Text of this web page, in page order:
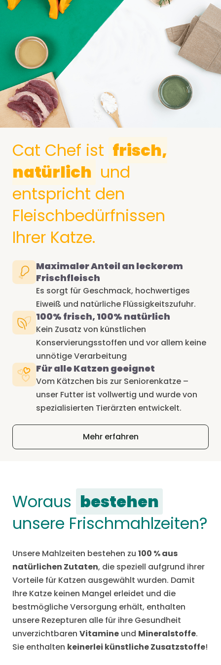
Cat Chef ist frisch,
natürlich und
entspricht den
Fleischbedürfnissen
Ihrer Katze.
Maximaler Anteil an leckerem
Frischfleisch
Es sorgt für Geschmack, hochwertiges
Eiweiß und natürliche Flüssigkeitszufuhr.
100% frisch, 100% natürlich
Kein Zusatz von künstlichen
Konservierungsstoffen und vor allem keine
unnötige Verarbeitung
Für alle Katzen geeignet
Vom Kätzchen bis zur Seniorenkatze –
unser Futter ist vollwertig und wurde von
spezialisierten Tierärzten entwickelt.
Mehr erfahren
Woraus bestehen
unsere Frischmahlzeiten?
Unsere Mahlzeiten bestehen zu 100 % aus
natürlichen Zutaten, die speziell aufgrund ihrer
Vorteile für Katzen ausgewählt wurden. Damit
Ihre Katze keinen Mangel erleidet und die
bestmögliche Versorgung erhält, enthalten
unsere Rezepturen alle für ihre Gesundheit
unverzichtbaren Vitamine und Mineralstoffe.
Sie enthalten keinerlei künstliche Zusatzstoffe!